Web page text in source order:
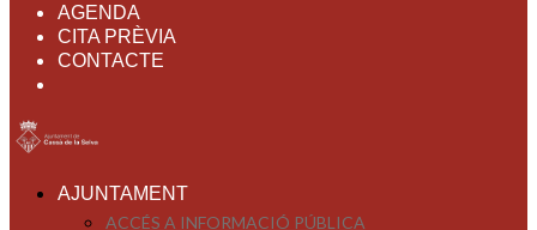
AGENDA
CITA PRÈVIA
CONTACTE
AJUNTAMENT
ACCÉS A INFORMACIÓ PÚBLICA